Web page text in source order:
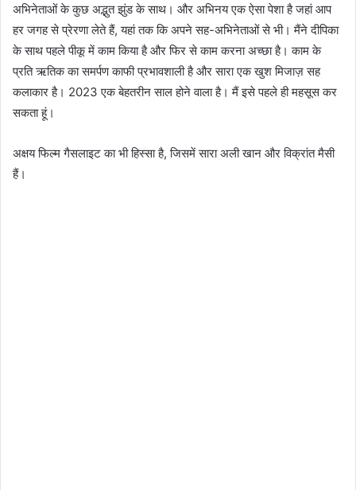
अभिनेताओं के कुछ अद्भुत झुंड के साथ। और अभिनय एक ऐसा पेशा है जहां आप
हर जगह से प्रेरणा लेते हैं, यहां तक ​​कि अपने सह-अभिनेताओं से भी। मैंने दीपिका
के साथ पहले पीकू में काम किया है और फिर से काम करना अच्छा है। काम के
प्रति ऋतिक का समर्पण काफी प्रभावशाली है और सारा एक खुश मिजाज़ सह
कलाकार है। 2023 एक बेहतरीन साल होने वाला है। मैं इसे पहले ही महसूस कर
सकता हूं।
अक्षय फिल्म गैसलाइट का भी हिस्सा है, जिसमें सारा अली खान और विक्रांत मैसी
हैं।